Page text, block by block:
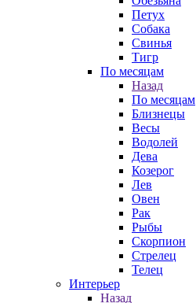
Петух
Собака
Свинья
Тигр
По месяцам
Назад
По месяцам
Близнецы
Весы
Водолей
Дева
Козерог
Лев
Овен
Рак
Рыбы
Скорпион
Стрелец
Телец
Интерьер
Назад